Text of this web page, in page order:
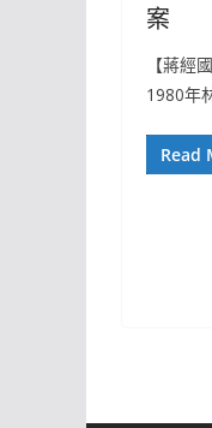
案
【蔣經
1980年
Read